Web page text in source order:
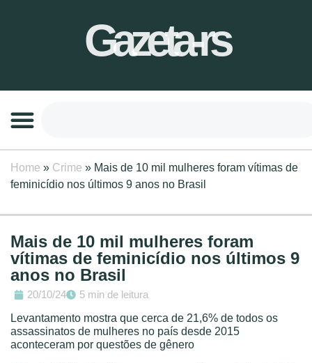
Gazeta-rs
Home » Crime » Mais de 10 mil mulheres foram vítimas de
feminicídio nos últimos 9 anos no Brasil
Mais de 10 mil mulheres foram
vítimas de feminicídio nos últimos 9
anos no Brasil
20/10/24
5 min de leitura
Levantamento mostra que cerca de 21,6% de todos os
assassinatos de mulheres no país desde 2015
aconteceram por questões de gênero